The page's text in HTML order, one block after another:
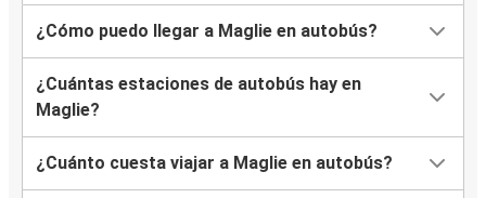
¿Cómo puedo llegar a Maglie en autobús?
¿Cuántas estaciones de autobús hay en
Maglie?
¿Cuánto cuesta viajar a Maglie en autobús?